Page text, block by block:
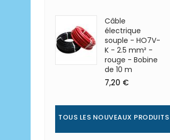
Câble
électrique
souple - HO7V-
K - 2.5 mm² -
rouge - Bobine
de 10 m
7,20 €
TOUS LES NOUVEAUX PRODUITS